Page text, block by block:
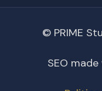
© PRIME
SEO